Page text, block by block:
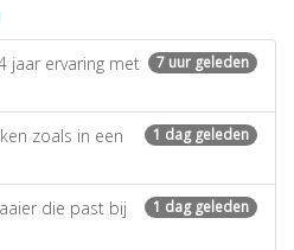
7 uur geleden
jaar ervaring met
1 dag geleden
zoals in een
1 dag geleden
die past bij